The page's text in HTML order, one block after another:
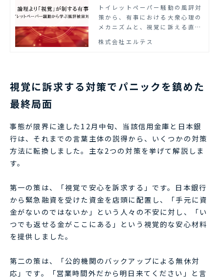
｜トイレットペーパー騒
動から学ぶ風評被害対策
トイレットペーパー騒動の風評対
策から、有事における大衆心理の
メカニズムと、視覚に訴える直感
を解説します。
株式会社エルテス
視覚に訴求する対策でパニックを鎮めた
最終局面
事態が限界に達した12月中旬、当該信用金庫と日本銀
行は、それまでの言葉主体の説得から、いくつかの対策
方法に転換しました。主な2つの対策を挙げて解説しま
す。
第一の策は、「視覚で安心を訴求する」です。日本銀行
から緊急融資を受けた資金を店頭に配置し、「手元に資
金がないのではないか」という人々の不安に対し、「い
つでも返せる金がここにある」という視覚的な安心材料
を提供しました。
第二の策は、「公的機関のバックアップによる無休対
応」です。「営業時間外だから明日来てください」と言